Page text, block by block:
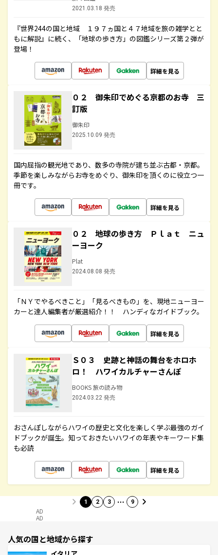
2021.03.18 発売
『世界244の国と地域 １９７ヵ国と４７地域を旅の雑学とと
もに解説』に続く、「地球の歩き方」の図鑑シリーズ第２弾が
登場！
詳細を見る
０２ 御朱印でめぐる京都のお寺 三
訂版
御朱印
2025.10.09 発売
国内屈指の観光地であり、数多の寺院が建ち並ぶ古都・京都。
季節を楽しみながらお寺をめぐり、御朱印を頂くのに役立つ一
冊です。
詳細を見る
０２ 地球の歩き方 Ｐｌａｔ ニュ
ーヨーク
Plat
2024.08.08 発売
「ＮＹでやるべきこと」「見るべきもの」を、現地ニューヨー
カーと達人編集者が厳選紹介！！ ハンディなガイドブック。
詳細を見る
Ｓ０３ 史跡と神話の舞台をホロホ
ロ！ ハワイカルチャーさんぽ
BOOKS 旅の読み物
2024.03.22 発売
おさんぽしながらハワイの歴史と文化を楽しく学ぶ最強のガイ
ドブックが誕生。知っておきたいハワイの年表やキーワード集
も必読
詳細を見る
1 2 3 … 9
AD
AD
人気の国と地域から探す